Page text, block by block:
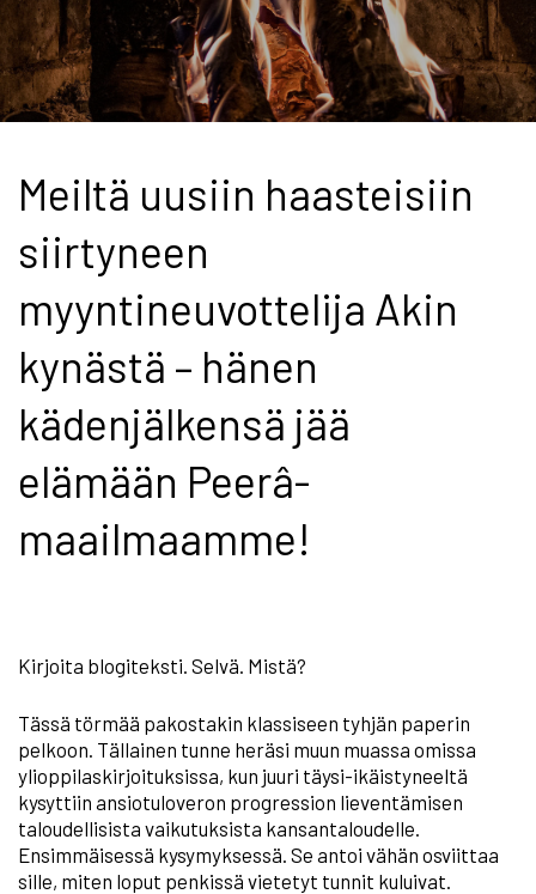
Meiltä uusiin haasteisiin
siirtyneen
myyntineuvottelija Akin
kynästä – hänen
kädenjälkensä jää
elämään Peerâ-
maailmaamme!
Kirjoita blogiteksti. Selvä. Mistä?
Tässä törmää pakostakin klassiseen tyhjän paperin
pelkoon. Tällainen tunne heräsi muun muassa omissa
ylioppilaskirjoituksissa, kun juuri täysi-ikäistyneeltä
kysyttiin ansiotuloveron progression lieventämisen
taloudellisista vaikutuksista kansantaloudelle.
Ensimmäisessä kysymyksessä. Se antoi vähän osviittaa
sille, miten loput penkissä vietetyt tunnit kuluivat.